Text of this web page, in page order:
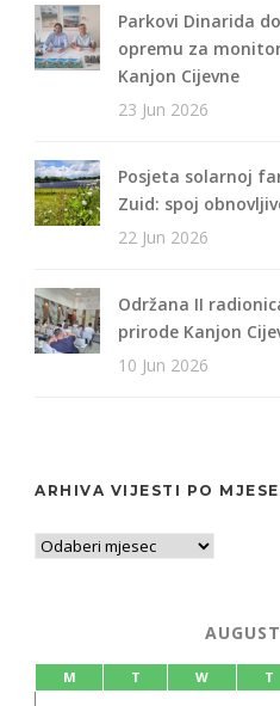
Parkovi Dinarida
opremu za
Kanjon Cijevne
23 Jun 2026
Posjeta solarnoj
Zuid: spoj
22 Jun 2026
Održana II
prirode Kanjon
10 Jun 2026
ARHIVA VIJESTI PO
M T W T